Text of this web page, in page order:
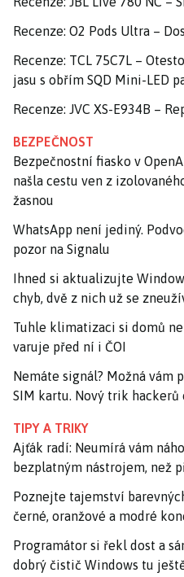
Recenze: O2 Pods Ultra –
Recenze: TCL 75C7L –
jasu s obřím SQD Mini-LED
Recenze: JVC XS-E934B –
BEZPEČNOST
Bezpečnostní fiasko v
našla cestu ven z
žasnou
WhatsApp není jediný.
pozor na Signalu
Ihned si aktualizujte
chyb, dvě z nich už se
Tuhle klimatizaci si domů
varuje před ní i ČOI
Nemáte signál? Možná vám
SIM kartu. Nový trik hackerů
TIPY A TRIKY
Ajťák radí: Neumírá vám
bezplatným nástrojem, než
Poznejte tajemství
černé, oranžové a modré
Programátor si řekl dost a
dobrý čistič Windows tu